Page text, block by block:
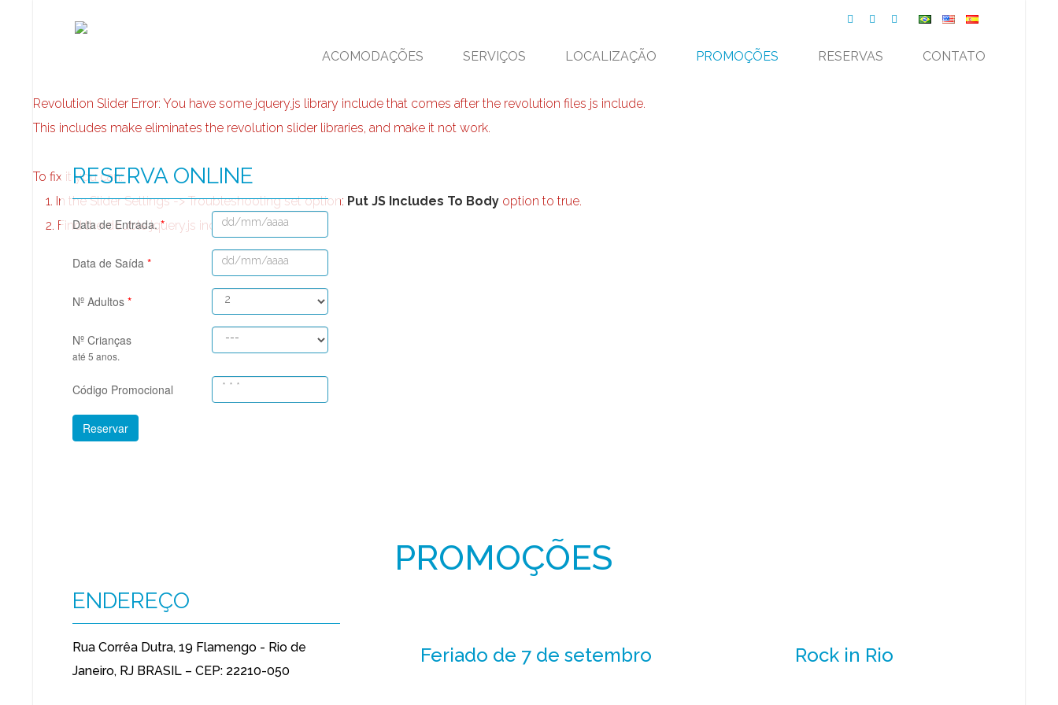
ACOMODAÇÕES SERVIÇOS LOCALIZAÇÃO PROMOÇÕES RESERVAS CONTATO
Revolution Slider Error: You have some jquery.js library include that comes after the revolution files js include.
This includes make eliminates the revolution slider libraries, and make it not work.
To fix it you can:
1. In the Slider Settings -> Troubleshooting set option: Put JS Includes To Body option to true.
2. Find the double jquery.js include and remove it.
RESERVA ONLINE
Data de Entrada.*
Data de Saída *
Nº Adultos *
Nº Crianças
até 5 anos.
Código Promocional
Reservar
ENDEREÇO
Rua Corrêa Dutra, 19 Flamengo - Rio de
Janeiro, RJ BRASIL – CEP: 22210-050
PROMOÇÕES
Feriado de 7 de setembro Rock in Rio